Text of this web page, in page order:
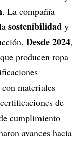
. La compañía
sostenibilidad y
Desde 2024,
producen ropa
materiales
de
cumplimiento
avances hacia